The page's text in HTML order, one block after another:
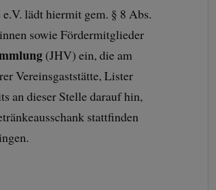
lädt hiermit gem. § 8 Abs.
sowie Fördermitglieder
(JHV) ein, die am
Vereinsgaststätte, Lister
an dieser Stelle darauf hin,
stattfinden